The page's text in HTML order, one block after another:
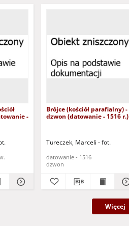
-
Brójce (kościół parafialny) -
dzwon (datowanie - 1516 r.)
Tureczek, Marceli - fot.
datowanie - 1516
dzwon
Więcej